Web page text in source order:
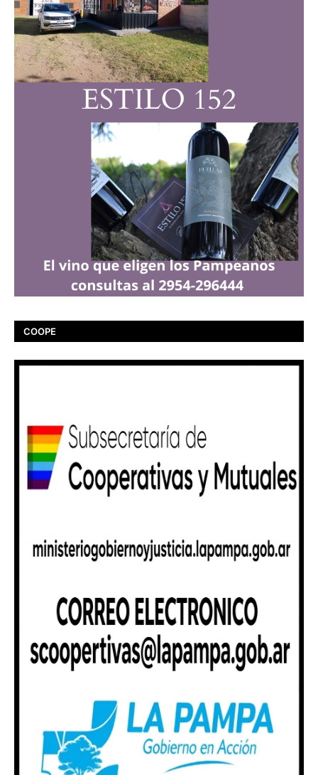
COOPE